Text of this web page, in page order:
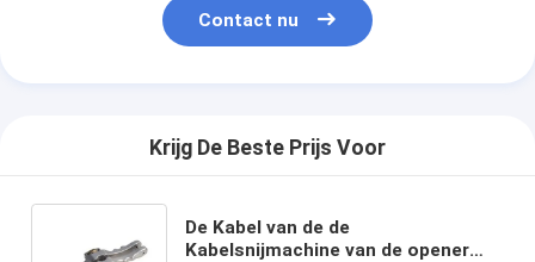
Contact nu
Krijg De Beste Prijs Voor
De Kabel van de de
Kabelsnijmachine van de opener